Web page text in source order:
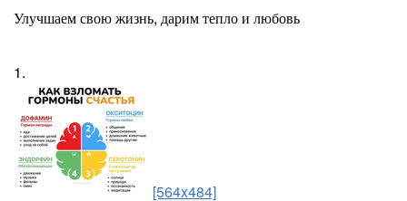
Улучшаем свою жизнь, дарим тепло и любовь
1.
[564x484]